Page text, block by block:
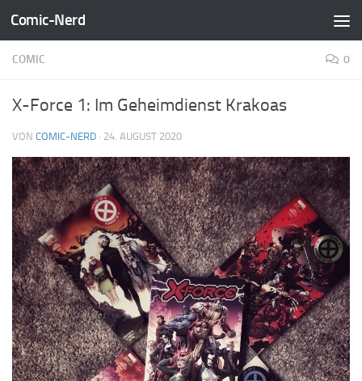
Zum Inhalt springen
Comic-Nerd
COMIC 0
X-Force 1: Im Geheimdienst Krakoas
VON COMIC-NERD · 24. AUGUST 2020